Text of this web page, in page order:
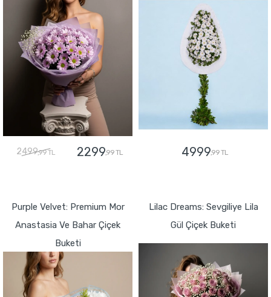
2499,99 TL 2299,99 TL 4999,99 TL
Purple Velvet: Premium Mor
Anastasia Ve Bahar Çiçek
Buketi
Lilac Dreams: Sevgiliye Lila
Gül Çiçek Buketi